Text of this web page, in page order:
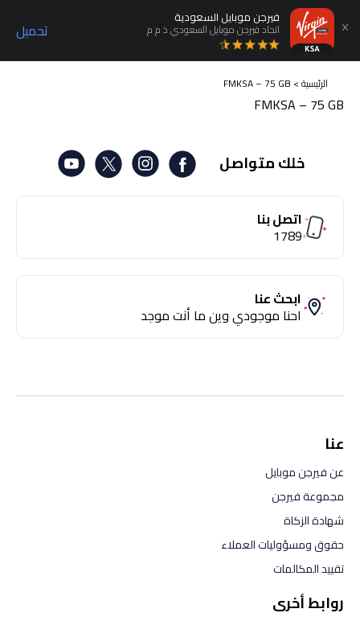
تحميل
فيرجن موبايل السعودية
اتحاد فيرجن موبايل السعودي ذ م م
الرئيسية>
FMKSA – 75 GB
FMKSA – 75 GB
خلك متواصل
اتصل بنا
1789
ابحث عنا
احنا موجودي وين ما أنت موجد
عنا
عن فيرجن موبايل
مجموعة فيرجن
شهادة الزكاة
حقوق ومسؤوليات العملاء
تقييد المكالمات
روابط أخرى